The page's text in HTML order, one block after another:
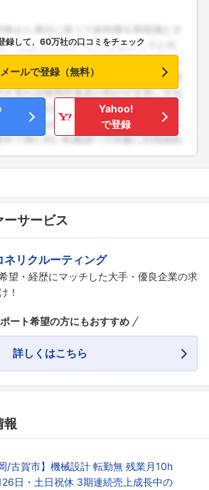
録して、60万社の口コミをチェック
メールで登録（無料）
Yahoo!
で登録
ーサービス
ネリクルーティング
望・経歴にマッチした大手・優良企業の求
！
ート希望の方にもおすすめ
詳しくはこちら
報
岡/古賀市】機械設計 転勤無 残業月10h
日・土日祝休 3期連続売上成長中の